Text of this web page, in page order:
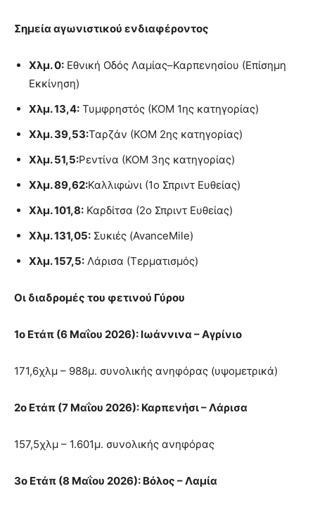
Σημεία αγωνιστικού ενδιαφέροντος
Χλμ. 0: Εθνική Οδός Λαμίας–Καρπενησίου (Επίσημη
Εκκίνηση)
Χλμ. 13,4: Τυμφρηστός (ΚΟΜ 1ης κατηγορίας)
Χλμ. 39,53:Ταρζάν (ΚΟΜ 2ης κατηγορίας)
Χλμ. 51,5:Ρεντίνα (ΚΟΜ 3ης κατηγορίας)
Χλμ. 89,62:Καλλιφώνι (1ο Σπριντ Ευθείας)
Χλμ. 101,8: Καρδίτσα (2ο Σπριντ Ευθείας)
Χλμ. 131,05: Συκιές (AvanceMile)
Χλμ. 157,5: Λάρισα (Τερματισμός)
Οι διαδρομές του φετινού Γύρου
1ο Ετάπ (6 Μαΐου 2026): Ιωάννινα – Αγρίνιο
171,6χλμ – 988μ. συνολικής ανηφόρας (υψομετρικά)
2ο Ετάπ (7 Μαΐου 2026): Καρπενήσι – Λάρισα
157,5χλμ – 1.601μ. συνολικής ανηφόρας
3ο Ετάπ (8 Μαΐου 2026): Βόλος – Λαμία